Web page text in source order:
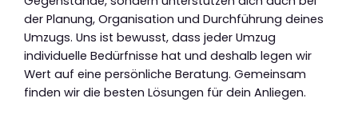
der Planung, Organisation und Durchführung deines
Umzugs. Uns ist bewusst, dass jeder Umzug
individuelle Bedürfnisse hat und deshalb legen wir
Wert auf eine persönliche Beratung. Gemeinsam
finden wir die besten Lösungen für dein Anliegen.